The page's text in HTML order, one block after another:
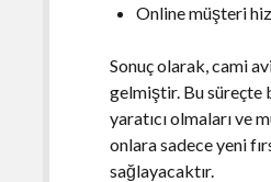
Online müşteri
Sonuç olarak, cami
gelmiştir. Bu süreçte
yaratıcı olmaları ve
onlara sadece yeni
sağlayacaktır.